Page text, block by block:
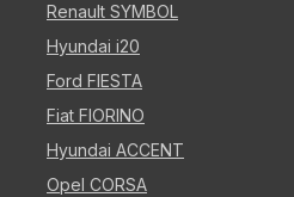
Renault SYMBOL
Hyundai i20
Ford FIESTA
Fiat FIORINO
Hyundai ACCENT
Opel CORSA